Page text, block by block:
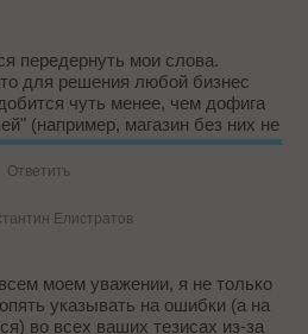
передернуть мои слова.
для решения любой бизнес
чуть менее, чем дофига
(например, магазин без них не
то это уже не CMS для
и диалог в...
Ответить
Елистратов
моем уважении, я не только
указывать на ошибки (а на
во всех ваших тезисах из-за